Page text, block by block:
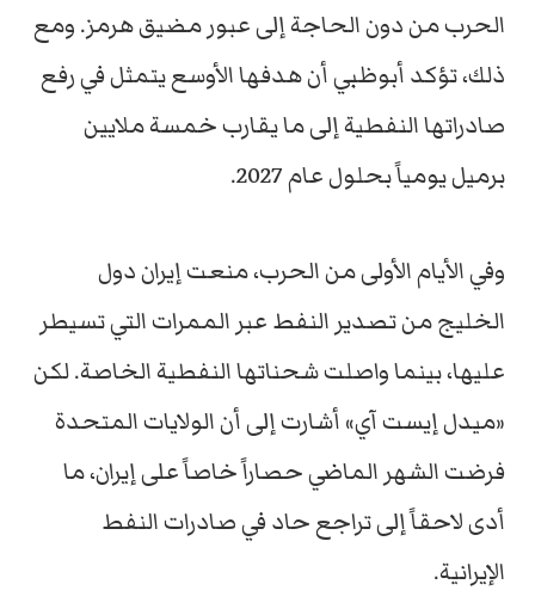
الحرب من دون الحاجة إلى عبور مضيق هرمز. ومع
ذلك، تؤكد أبوظبي أن هدفها الأوسع يتمثل في رفع
صادراتها النفطية إلى ما يقارب خمسة ملايين
برميل يومياً بحلول عام 2027.
وفي الأيام الأولى من الحرب، منعت إيران دول
الخليج من تصدير النفط عبر الممرات التي تسيطر
عليها، بينما واصلت شحناتها النفطية الخاصة. لكن
«ميدل إيست آي» أشارت إلى أن الولايات المتحدة
فرضت الشهر الماضي حصاراً خاصاً على إيران، ما
أدى لاحقاً إلى تراجع حاد في صادرات النفط
الإيرانية.